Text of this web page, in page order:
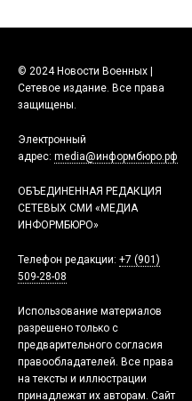
© 2024 Новости Военных |
Сетевое издание. Все права
защищены.
Электронный
адрес: media@информбюро.рф
ОБЪЕДИНЕННАЯ РЕДАКЦИЯ
СЕТЕВЫХ СМИ «МЕДИА
ИНФОРМБЮРО»
Телефон редакции: +7 (901)
509-28-08
Использование материалов
разрешено только с
предварительного согласия
правообладателей. Все права
на тексты и иллюстрации
принадлежат их авторам. Сайт